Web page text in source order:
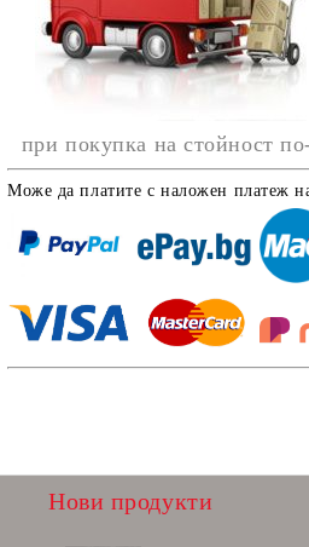
при покупка на стойност
Може да платите с наложен платеж
Нови продукти